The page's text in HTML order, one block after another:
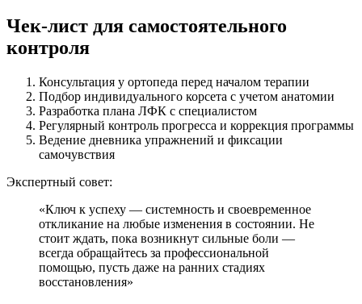
Чек-лист для самостоятельного
контроля
Консультация у ортопеда перед началом терапии
Подбор индивидуального корсета с учетом анатомии
Разработка плана ЛФК с специалистом
Регулярный контроль прогресса и коррекция программы
Ведение дневника упражнений и фиксации
самочувствия
Экспертный совет:
«Ключ к успеху — системность и своевременное
откликание на любые изменения в состоянии. Не
стоит ждать, пока возникнут сильные боли —
всегда обращайтесь за профессиональной
помощью, пусть даже на ранних стадиях
восстановления»